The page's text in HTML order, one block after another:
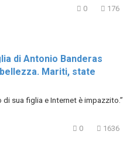
0 176
di Antonio Banderas
Mariti, state
sua figlia e Internet è impazzito.”
0 1636